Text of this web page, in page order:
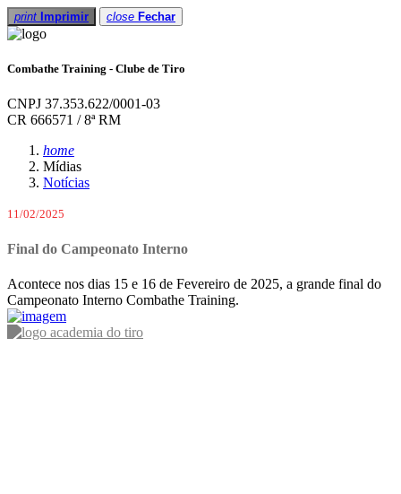
print Imprimir close Fechar
Combathe Training - Clube de Tiro
CNPJ 37.353.622/0001-03
CR 666571 / 8ª RM
home
Mídias
Notícias
11/02/2025
Final do Campeonato Interno
Acontece nos dias 15 e 16 de Fevereiro de 2025, a grande final do
Campeonato Interno Combathe Training.